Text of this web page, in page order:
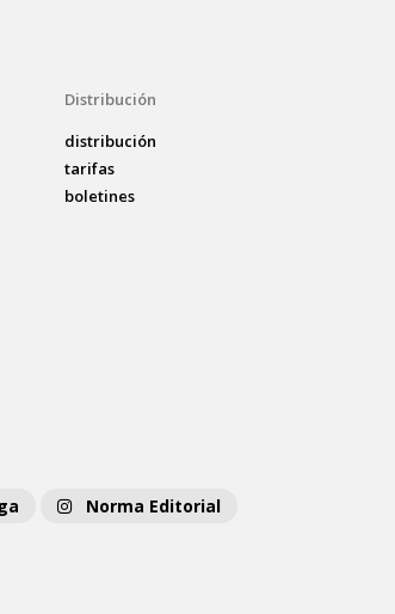
Distribución
distribución
tarifas
boletines
Norma Editorial